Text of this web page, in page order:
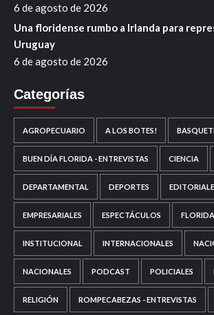
6 de agosto de 2026
Una floridense rumbo a Irlanda para
Uruguay
6 de agosto de 2026
Categorías
AGROPECUARIO A LOS BOTES!
BUEN DÍA FLORIDA - ENTREVISTAS CIENCIA
DEPARTAMENTAL DEPORTES
EMPRESARIALES ESPECTÁCULOS FLORIDA
INSTITUCIONAL INTERNACIONALES
NACIONALES PODCAST POLICIALES
RELIGIÓN ROMPECABEZAS - ENTREVISTAS